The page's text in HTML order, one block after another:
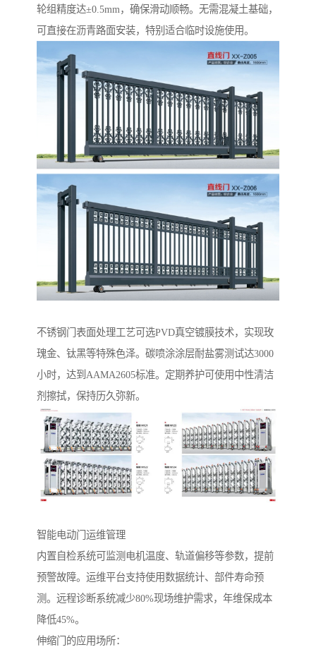
轮组精度达±0.5mm，确保滑动顺畅。无需混凝土基础，
可直接在沥青路面安装，特别适合临时设施使用。
‌不锈钢门表面处理工艺‌可选PVD真空镀膜技术，实现玫
瑰金、钛黑等特殊色泽。碳喷涂涂层耐盐雾测试达3000
小时，达到AAMA2605标准。定期养护可使用中性清洁
剂擦拭，保持历久弥新。
智能电动门运维管理‌
内置自检系统可监测电机温度、轨道偏移等参数，提前
预警故障。运维平台支持使用数据统计、部件寿命预
测。远程诊断系统减少80%现场维护需求，年维保成本
降低45%。
伸缩门的应用场所：